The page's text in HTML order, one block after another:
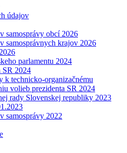
údajov
samosprávy obcí 2026
samosprávnych krajov 2026
parlamentu 2024
SR 2024
k technicko-organizačnému
volieb prezidenta SR 2024
rady Slovenskej republiky 2023
samosprávy 2022